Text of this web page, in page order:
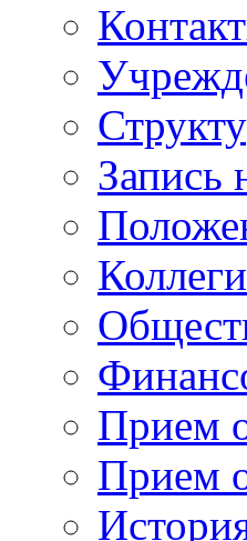
Запись
Прием
Прием